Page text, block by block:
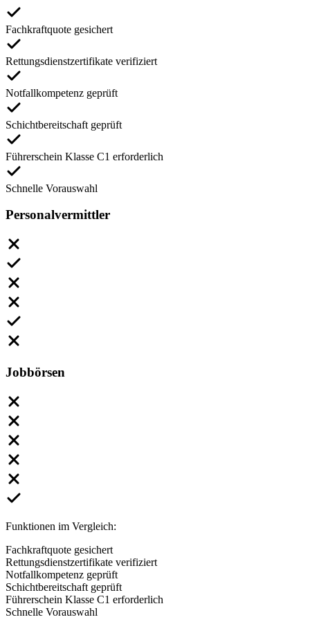
Fachkraftquote gesichert
Rettungsdienstzertifikate verifiziert
Notfallkompetenz geprüft
Schichtbereitschaft geprüft
Führerschein Klasse C1 erforderlich
Schnelle Vorauswahl
Personalvermittler
Jobbörsen
Funktionen im Vergleich:
Fachkraftquote gesichert
Rettungsdienstzertifikate verifiziert
Notfallkompetenz geprüft
Schichtbereitschaft geprüft
Führerschein Klasse C1 erforderlich
Schnelle Vorauswahl